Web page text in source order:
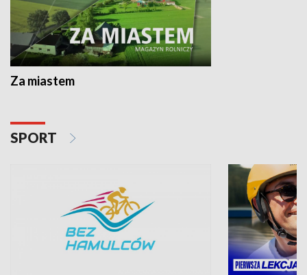
Za miastem
SPORT